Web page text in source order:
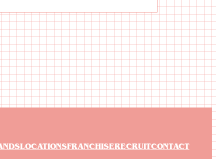
LOCATIONSFRANCHISERECRUITCONTACT